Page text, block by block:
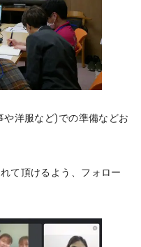
洋服など)での準備などお
て頂けるよう、フォロー